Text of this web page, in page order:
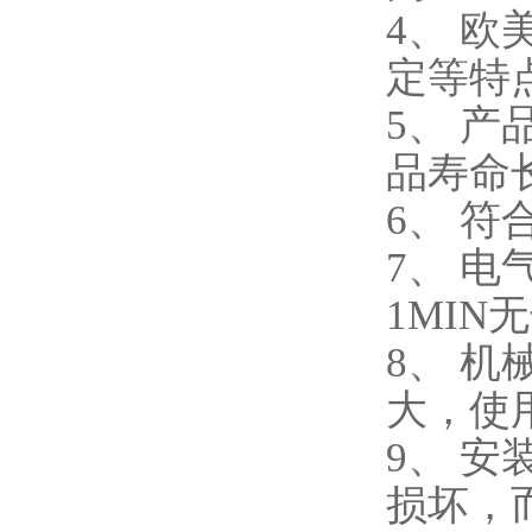
4、 欧
定等特
5、 产
品寿命
6、 符
7、 电
1MIN
8、 机
大，
9、 安
损坏，